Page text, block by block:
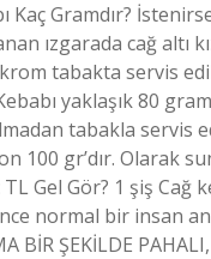
Kaç Gramdır?
ızgarada cağ altı
tabakta servis
yaklaşık 80
tabakla servis
100 gr’dır. Olarak
Gel Gör? 1 şiş Cağ
normal bir insan
BİR ŞEKİLDE